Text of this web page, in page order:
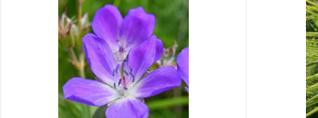
Lebensdauer Mehrjährig
Eigenschaft Winterharte